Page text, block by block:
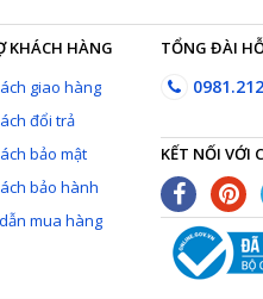
KHÁCH HÀNG
giao hàng
đổi trả
bảo mật
bảo hành
mua hàng
TỔNG ĐÀI
KẾT NỐI VỚI